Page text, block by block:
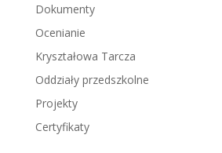
Dokumenty
Ocenianie
Kryształowa Tarcza
Oddziały przedszkolne
Projekty
Certyfikaty